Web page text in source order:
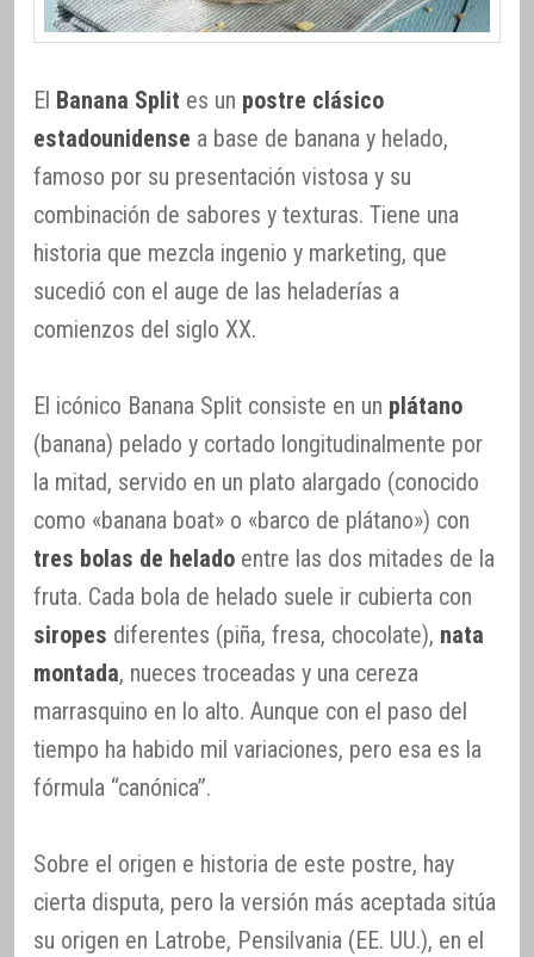
El Banana Split es un postre clásico
estadounidense a base de banana y helado,
famoso por su presentación vistosa y su
combinación de sabores y texturas. Tiene una
historia que mezcla ingenio y marketing, que
sucedió con el auge de las heladerías a
comienzos del siglo XX.
El icónico Banana Split consiste en un plátano
(banana) pelado y cortado longitudinalmente por
la mitad, servido en un plato alargado (conocido
como «banana boat» o «barco de plátano») con
tres bolas de helado entre las dos mitades de la
fruta. Cada bola de helado suele ir cubierta con
siropes diferentes (piña, fresa, chocolate), nata
montada, nueces troceadas y una cereza
marrasquino en lo alto. Aunque con el paso del
tiempo ha habido mil variaciones, pero esa es la
fórmula “canónica”.
Sobre el origen e historia de este postre, hay
cierta disputa, pero la versión más aceptada sitúa
su origen en Latrobe, Pensilvania (EE. UU.), en el